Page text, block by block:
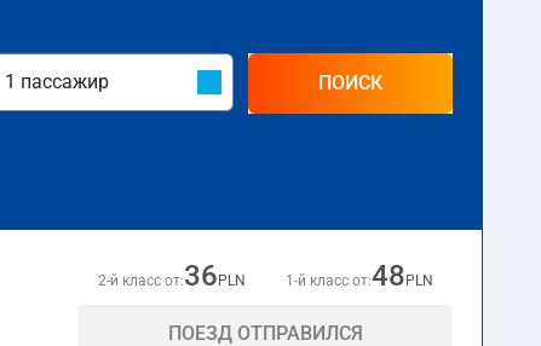
ПОИСК
2-й класс от:36 PLN 1-й класс от:48 PLN
ПОЕЗД ОТПРАВИЛСЯ